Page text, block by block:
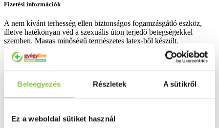
Beleegyezés Részletek A sütikről
Ez a weboldal sütiket használ
Fizetési információk
A nem kívánt terhesség ellen biztonságos fogamzásgátló eszköz,
illetve hatékonyan véd a szexuális úton terjedő betegségekkel
szemben. Magas minőségű természetes latex-ből készült.
Bővebben ...
Minőségellenőrzött termékek
Folyamatos akciók